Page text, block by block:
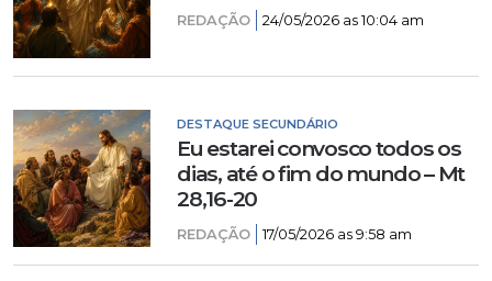
REDAÇÃO 24/05/2026 as 10:04 am
DESTAQUE SECUNDÁRIO
Eu estarei convosco todos os
dias, até o fim do mundo – Mt
28,16-20
REDAÇÃO 17/05/2026 as 9:58 am